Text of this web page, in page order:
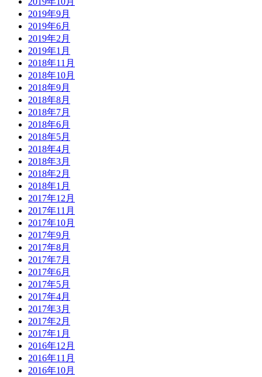
2019年9月
2019年6月
2019年2月
2019年1月
2018年11月
2018年10月
2018年9月
2018年8月
2018年7月
2018年6月
2018年5月
2018年4月
2018年3月
2018年2月
2018年1月
2017年12月
2017年11月
2017年10月
2017年9月
2017年8月
2017年7月
2017年6月
2017年5月
2017年4月
2017年3月
2017年2月
2017年1月
2016年12月
2016年11月
2016年10月